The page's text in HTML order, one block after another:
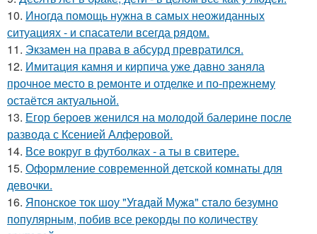
10. Иногда помощь нужна в самых неожиданных
ситуациях - и спасатели всегда рядом.
11. Экзамен на права в абсурд превратился.
12. Имитация камня и кирпича уже давно заняла
прочное место в ремонте и отделке и по-прежнему
остаётся актуальной.
13. Егор бероев женился на молодой балерине после
развода с Ксенией Алферовой.
14. Все вокруг в футболках - а ты в свитере.
15. Оформление современной детской комнаты для
девочки.
16. Японское ток шоу "Угaдaй Мужa" стaло безумно
популярным, побив все рекорды по количеству